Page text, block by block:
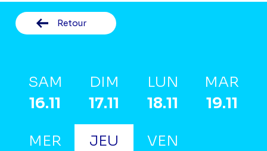
Retour
SAM
16.11
DIM
17.11
LUN
18.11
MAR
19.11
MER
JEU
VEN